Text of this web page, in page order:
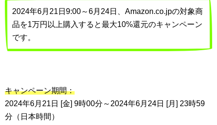
2024年6月21日9:00～6月24日、Amazon.co.jpの対象商
品を1万円以上購入すると最大10%還元のキャンペーン
です。
キャンペーン期間：
2024年6月21日 [金] 9時00分～2024年6月24日 [月] 23時59
分（日本時間）